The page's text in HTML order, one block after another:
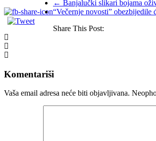
← Banjalučki slikari bojama
“Večernje novosti” obezbijedile
Share This Post:
Komentariši
Vaša email adresa neće biti objavljivana.